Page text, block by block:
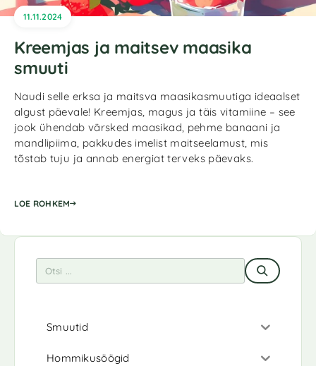
11.11.2024
Kreemjas ja maitsev maasika
smuuti
Naudi selle erksa ja maitsva maasikasmuutiga ideaalset
algust päevale! Kreemjas, magus ja täis vitamiine – see
jook ühendab värsked maasikad, pehme banaani ja
mandlipiima, pakkudes imelist maitseelamust, mis
tõstab tuju ja annab energiat terveks päevaks.
LOE ROHKEM
Smuutid
Hommikusöögid